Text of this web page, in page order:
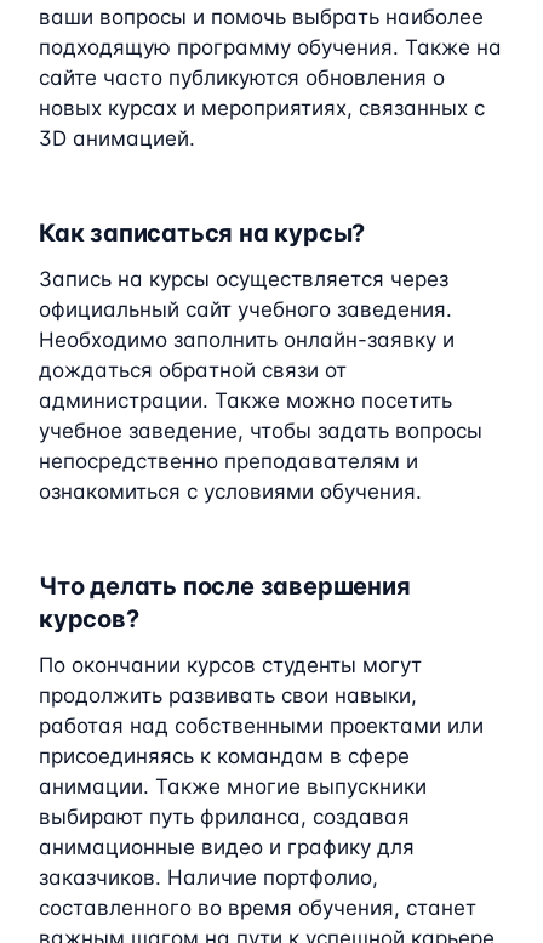
ваши вопросы и помочь выбрать наиболее
подходящую программу обучения. Также на
сайте часто публикуются обновления о
новых курсах и мероприятиях, связанных с
3D анимацией.
Как записаться на курсы?
Запись на курсы осуществляется через
официальный сайт учебного заведения.
Необходимо заполнить онлайн-заявку и
дождаться обратной связи от
администрации. Также можно посетить
учебное заведение, чтобы задать вопросы
непосредственно преподавателям и
ознакомиться с условиями обучения.
Что делать после завершения
курсов?
По окончании курсов студенты могут
продолжить развивать свои навыки,
работая над собственными проектами или
присоединяясь к командам в сфере
анимации. Также многие выпускники
выбирают путь фриланса, создавая
анимационные видео и графику для
заказчиков. Наличие портфолио,
составленного во время обучения, станет
важным шагом на пути к успешной карьере